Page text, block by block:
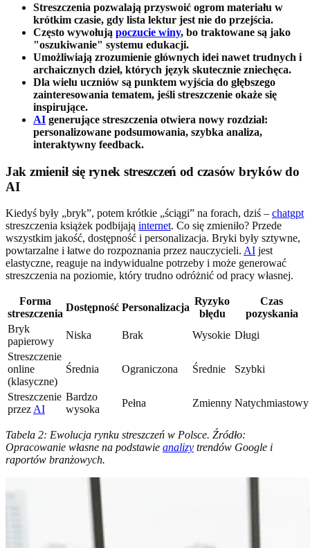
Streszczenia pozwalają przyswoić ogrom materiału w
krótkim czasie, gdy lista lektur jest nie do przejścia.
Często wywołują poczucie winy, bo traktowane są jako
"oszukiwanie" systemu edukacji.
Umożliwiają zrozumienie głównych idei nawet trudnych i
archaicznych dzieł, których język skutecznie zniechęca.
Dla wielu uczniów są punktem wyjścia do głębszego
zainteresowania tematem, jeśli streszczenie okaże się
inspirujące.
AI generujące streszczenia otwiera nowy rozdział:
personalizowane podsumowania, szybka analiza,
interaktywny feedback.
Jak zmienił się rynek streszczeń od czasów bryków do
AI
Kiedyś były „bryk”, potem krótkie „ściągi” na forach, dziś – chatgpt
streszczenia książek podbijają internet. Co się zmieniło? Przede
wszystkim jakość, dostępność i personalizacja. Bryki były sztywne,
powtarzalne i łatwe do rozpoznania przez nauczycieli. AI jest
elastyczne, reaguje na indywidualne potrzeby i może generować
streszczenia na poziomie, który trudno odróżnić od pracy własnej.
Forma
streszczenia
Dostępność Personalizacja
Ryzyko
błędu
Czas
pozyskania
Bryk
papierowy
Niska Brak Wysokie Długi
Streszczenie
online
(klasyczne)
Średnia Ograniczona Średnie Szybki
Streszczenie
przez AI
Bardzo
wysoka
Pełna Zmienny Natychmiastowy
Tabela 2: Ewolucja rynku streszczeń w Polsce. Źródło:
Opracowanie własne na podstawie analizy trendów Google i
raportów branżowych.